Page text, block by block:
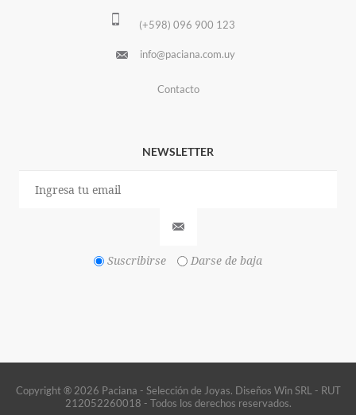
(+598) 096 900 123
info@paciana.com.uy
Contacto
NEWSLETTER
Suscribirse Darse de baja
Copyright ® 2026 Paciana - Selección de Joyas. Diseños Win SRL - RUT
212052260018 - Todos los derechos reservados.